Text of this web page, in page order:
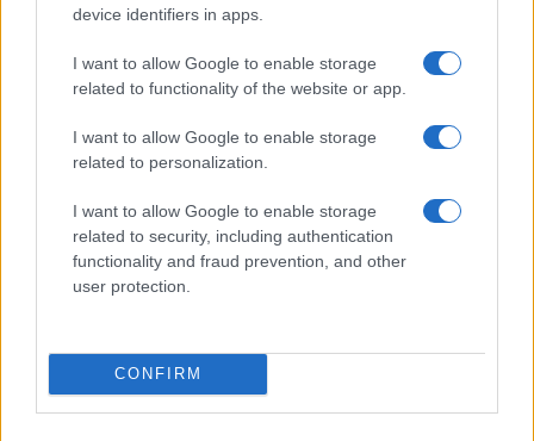
device identifiers in apps.
I want to allow Google to enable storage
related to functionality of the website or app.
I want to allow Google to enable storage
related to personalization.
I want to allow Google to enable storage
related to security, including authentication
functionality and fraud prevention, and other
user protection.
CONFIRM
(PAXG)
$4,205.78
JDB
(JDB)
$0.022
kpk ETH Prime
(KPK ETH PRIME)
$2,034.90
(SYBTC)